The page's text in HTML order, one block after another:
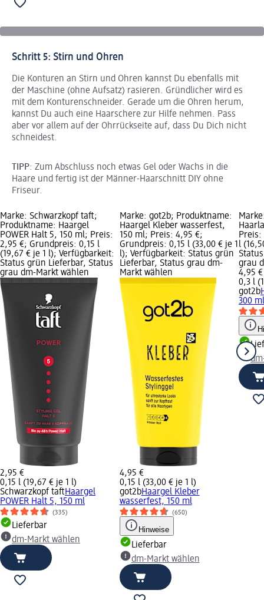
Schritt 5: Stirn und Ohren
Die Konturen an Stirn und Ohren kannst Du ebenfalls mit
der Maschine (ohne Aufsatz) rasieren. Gründlicher wird es
mit dem Konturenschneider. Gerade um die Ohren herum,
kannst Du auch eine Haarschere zur Hilfe nehmen. Pass
aber vor allem auf der Ohrrückseite auf, dass Du Dich nicht
schneidest.
TIPP: Zum Abschluss noch etwas Gel oder Wachs in die
Haare und fertig ist der Männer-Haarschnitt DIY ohne
Friseur.
Marke: Schwarzkopf taft;
Produktname: Haargel
POWER Halt 5, 150 ml; Preis:
2,95 €; Grundpreis: 0,15 l
(19,67 € je 1 l); Verfügbarkeit:
Status grün Lieferbar, Status
grau dm-Markt wählen
2,95 €
0,15 l (19,67 € je 1 l)
Schwarzkopf taftHaargel
POWER Halt 5, 150 ml
(335)
Lieferbar
dm-Markt wählen
Marke: got2b; Produktname:
Haargel Kleber wasserfest,
150 ml; Preis: 4,95 €;
Grundpreis: 0,15 l (33,00 € je 1
l); Verfügbarkeit: Status grün
Lieferbar, Status grau dm-
Markt wählen
4,95 €
0,15 l (33,00 € je 1 l)
got2bHaargel Kleber
wasserfest, 150 ml
(650)
Hinweise
Lieferbar
dm-Markt wählen
l
grau
4,95 €
0,3 l
got2b
300